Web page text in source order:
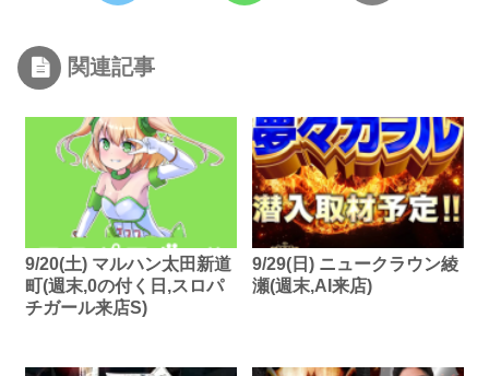
関連記事
9/20(土) マルハン太田新道
町(週末,0の付く日,スロパ
チガール来店S)
9/29(日) ニュークラウン綾
瀬(週末,AI来店)